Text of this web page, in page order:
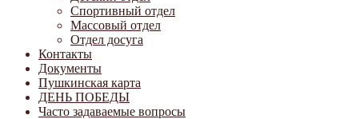
Спортивный отдел
Массовый отдел
Отдел досуга
Контакты
Документы
Пушкинская карта
ДЕНЬ ПОБЕДЫ
Часто задаваемые вопросы